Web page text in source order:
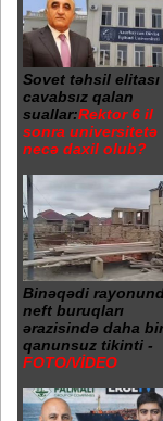
Sovet təhsil elitası
cavabsız qalan
suallar:Rektor 6 il
sonra universitetə
necə daxil olub?
Binəqədi
neft buruqları
ərazisində daha bir
qanunsuz tikinti -
FOTO/VİDEO